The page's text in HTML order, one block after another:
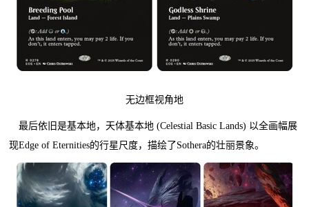
无边框视角地
最后依旧是基本地，天体基本地 (Celestial Basic Lands) 以全画幅展
现Edge of Eternities的行星尺度，描绘了Sothera的壮丽景象。